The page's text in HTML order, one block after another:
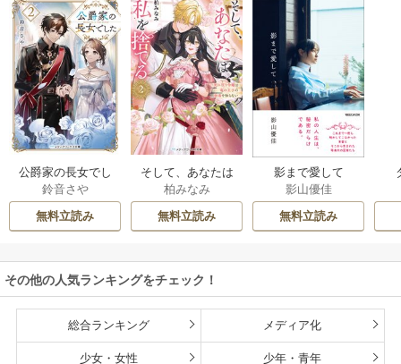
公爵家の長女でし
た
鈴音さや
無料立読み
そして、あなたは
私を捨てる
柏みなみ
無料立読み
影まで愛して
影山優佳
無料立読み
その他の人気ランキングをチェック！
総合ランキング メディア化
少女・女性 少年・青年